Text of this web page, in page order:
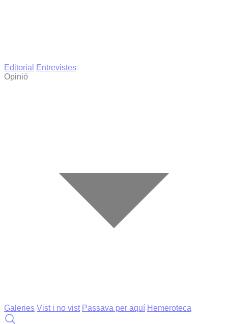
Editorial
Entrevistes
Opinió
Galeries Vist i no vist Passava per aquí Hemeroteca